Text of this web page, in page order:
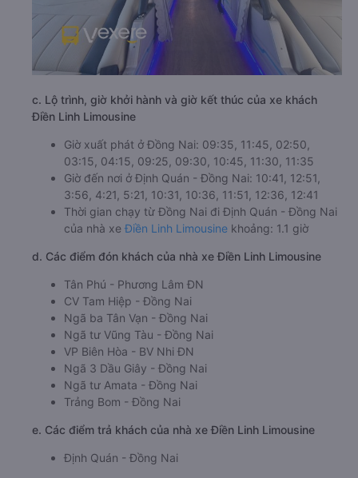
c. Lộ trình, giờ khởi hành và giờ kết thúc của xe khách
Điền Linh Limousine
Giờ xuất phát ở Đồng Nai: 09:35, 11:45, 02:50,
03:15, 04:15, 09:25, 09:30, 10:45, 11:30, 11:35
Giờ đến nơi ở Định Quán - Đồng Nai: 10:41, 12:51,
3:56, 4:21, 5:21, 10:31, 10:36, 11:51, 12:36, 12:41
Thời gian chạy từ Đồng Nai đi Định Quán - Đồng Nai
của nhà xe Điền Linh Limousine khoảng: 1.1 giờ
d. Các điểm đón khách của nhà xe Điền Linh Limousine
Tân Phú - Phương Lâm ĐN
CV Tam Hiệp - Đồng Nai
Ngã ba Tân Vạn - Đồng Nai
Ngã tư Vũng Tàu - Đồng Nai
VP Biên Hòa - BV Nhi ĐN
Ngã 3 Dầu Giây - Đồng Nai
Ngã tư Amata - Đồng Nai
Trảng Bom - Đồng Nai
e. Các điểm trả khách của nhà xe Điền Linh Limousine
Định Quán - Đồng Nai